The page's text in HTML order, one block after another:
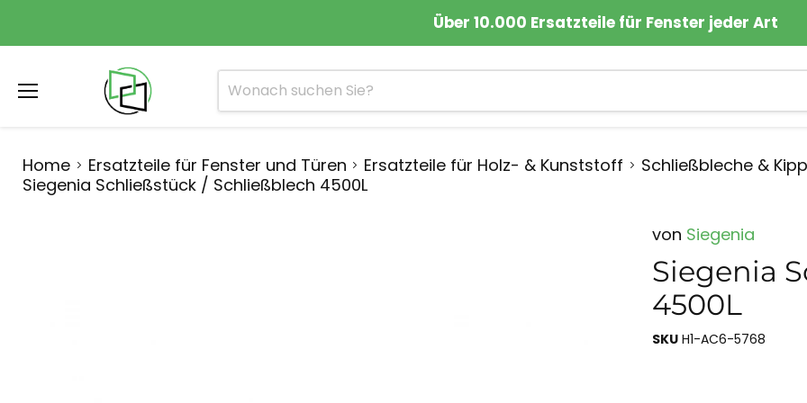
Über 10.000 Ersatzteile für Fenster jeder Art
Home
Ersatzteile für Fenster und Türen Ersatzteile für Holz- & Kunststoff
Schließbleche &
Siegenia Schließstück / Schließblech 4500L
von Siegenia
Siegenia
4500L
SKU H1-AC6-5768